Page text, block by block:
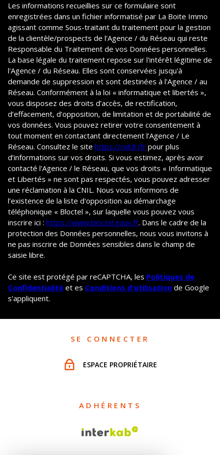
Les informations recueillies sur ce formulaire sont
enregistrées dans un fichier informatisé par La Boite Immo
agissant comme Sous-traitant du traitement pour la gestion
de la clientèle/prospects de l'Agence / du Réseau qui reste
Responsable du Traitement de vos Données personnelles.
La base légale du traitement repose sur l'intérêt légitime de
l'Agence / du Réseau. Elles sont conservées jusqu'à
demande de suppression et sont destinées à l'Agence / au
Réseau. Conformément à la loi « informatique et libertés »,
vous disposez des droits d’accès, de rectification,
d’effacement, d’opposition, de limitation et de portabilité de
vos données. Vous pouvez retirer votre consentement à
tout moment en contactant directement l’Agence / Le
Réseau. Consultez le site https://cnil.fr/fr pour plus
d’informations sur vos droits. Si vous estimez, après avoir
contacté l'Agence / le Réseau, que vos droits « Informatique
et Libertés » ne sont pas respectés, vous pouvez adresser
une réclamation à la CNIL. Nous vous informons de
l’existence de la liste d'opposition au démarchage
téléphonique « Bloctel », sur laquelle vous pouvez vous
inscrire ici : https://www.bloctel.gouv.fr. Dans le cadre de la
protection des Données personnelles, nous vous invitons à
ne pas inscrire de Données sensibles dans le champ de
saisie libre.
Ce site est protégé par reCAPTCHA, les Politiques de
Confidentialité et es Conditions d'utilisation de Google
s'appliquent.
SE CONNECTER
ESPACE PROPRIÉTAIRE
ADHÉRENTS